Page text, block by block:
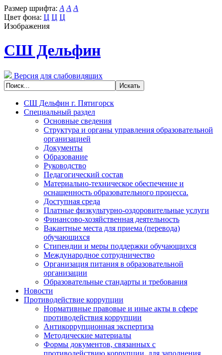
Размер шрифта: A A A
Цвет фона: Ц Ц Ц
Изображения
СШ Дельфин
Версия для слабовидящих
СШ Дельфин г. Пятигорск
Специальный раздел
Основные сведения
Структура и органы управления образовательной
организацией
Документы
Образование
Руководство
Педагогический состав
Материально-техническое обеспечение и
оснащенность образовательного процесса.
Доступная среда
Платные физкультурно-оздоровительные услуги
Финансово-хозяйственная деятельность
Вакантные места для приема (перевода)
обучающихся
Стипендии и меры поддержки обучающихся
Международное сотрудничество
Организация питания в образовательной
организации
Образовательные стандарты и требования
Новости
Противодействие коррупции
Нормативные правовые и иные акты в сфере
противодействия коррупции
Антикоррупционная экспертиза
Методические материалы
Формы документов, связанных с
противодействию коррупции, для заполнения